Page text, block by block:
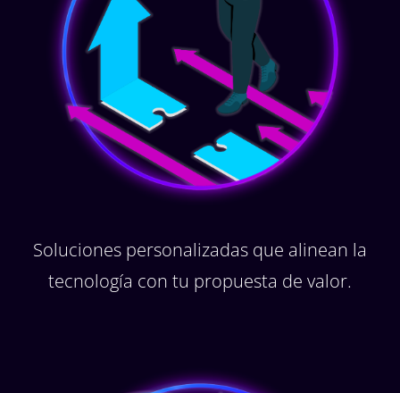
Soluciones personalizadas que alinean la
tecnología con tu propuesta de valor.